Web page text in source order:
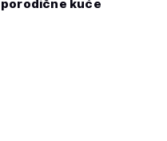
porodične kuće